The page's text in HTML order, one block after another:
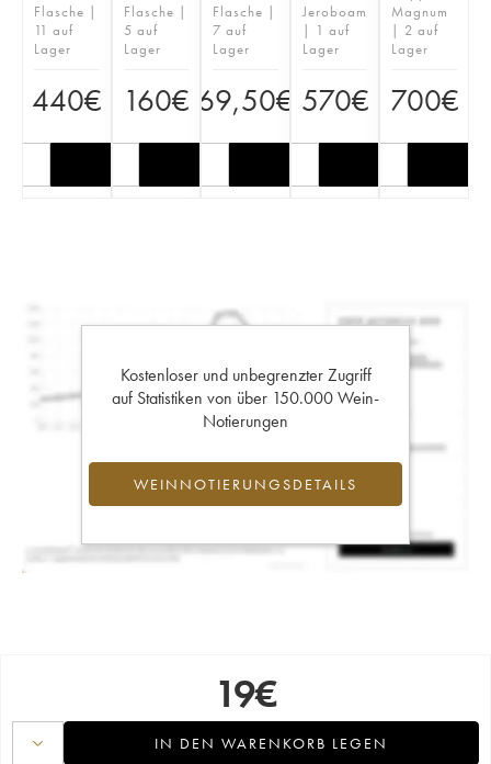
Flasche |
11 auf
Lager
440€
Flasche |
5 auf
Lager
160€
Flasche |
7 auf
Lager
69,50€
Jeroboam
| 1 auf
Lager
570€
Magnum
| 2 auf
Lager
700€
Kostenloser und unbegrenzter Zugriff
auf Statistiken von über 150.000 Wein-
Notierungen
WEINNOTIERUNGSDETAILS
19€
IN DEN WARENKORB LEGEN